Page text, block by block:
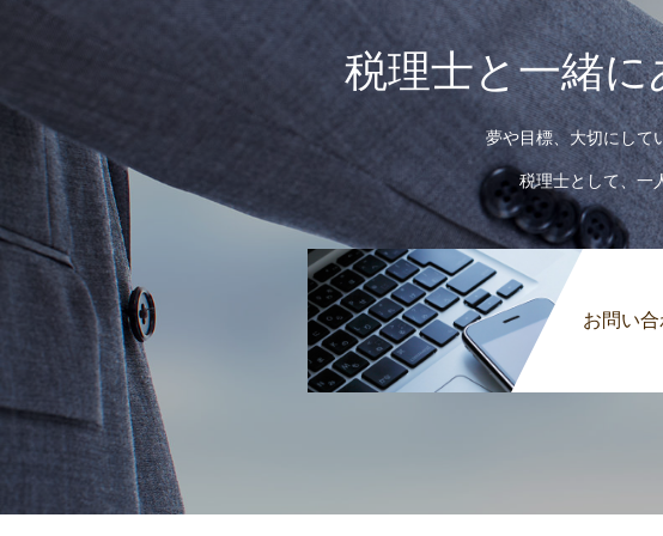
税理士と一緒
夢や目標、大切にして
税理士として、一
お問い